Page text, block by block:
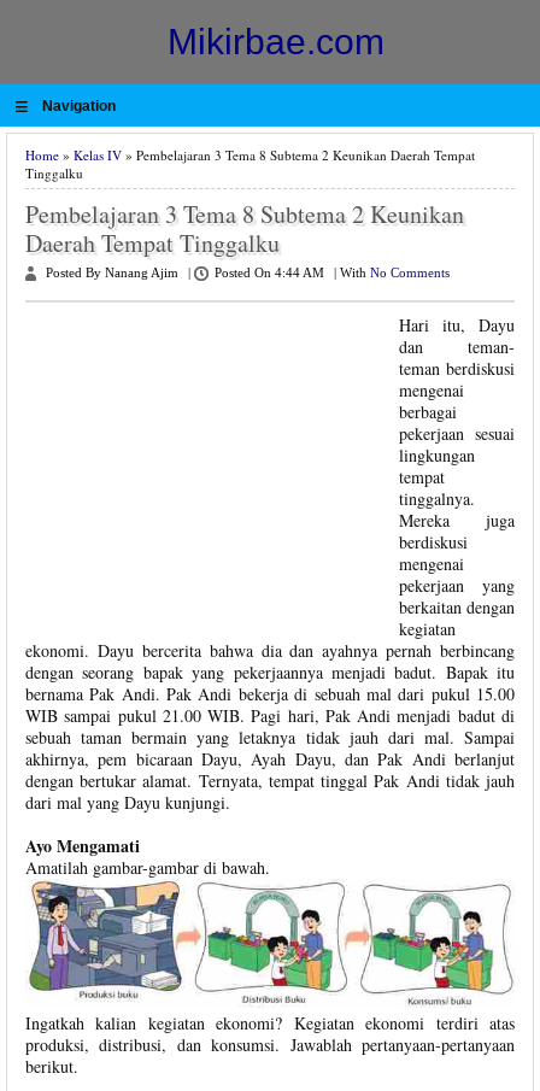
Mikirbae.com
≡ Navigation
Home » Kelas IV » Pembelajaran 3 Tema 8 Subtema 2 Keunikan Daerah Tempat
Tinggalku
Pembelajaran 3 Tema 8 Subtema 2 Keunikan
Daerah Tempat Tinggalku
Posted By Nanang Ajim Posted On 4:44 AM With No Comments
Hari itu, Dayu
dan teman-
teman berdiskusi
mengenai
berbagai
pekerjaan sesuai
lingkungan
tempat
tinggalnya.
Mereka juga
berdiskusi
mengenai
pekerjaan yang
berkaitan dengan
kegiatan
ekonomi. Dayu bercerita bahwa dia dan ayahnya pernah berbincang
dengan seorang bapak yang pekerjaannya menjadi badut. Bapak itu
bernama Pak Andi. Pak Andi bekerja di sebuah mal dari pukul 15.00
WIB sampai pukul 21.00 WIB. Pagi hari, Pak Andi menjadi badut di
sebuah taman bermain yang letaknya tidak jauh dari mal. Sampai
akhirnya, pem bicaraan Dayu, Ayah Dayu, dan Pak Andi berlanjut
dengan bertukar alamat. Ternyata, tempat tinggal Pak Andi tidak jauh
dari mal yang Dayu kunjungi.
Ayo Mengamati
Amatilah gambar-gambar di bawah.
Ingatkah kalian kegiatan ekonomi? Kegiatan ekonomi terdiri atas
produksi, distribusi, dan konsumsi. Jawablah pertanyaan-pertanyaan
berikut.